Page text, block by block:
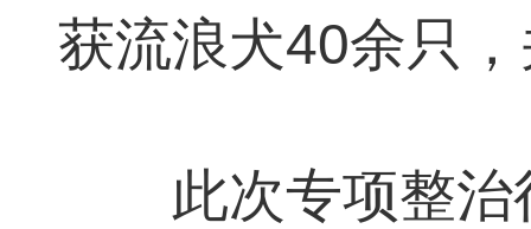
获流浪犬40余只
此次专项整治